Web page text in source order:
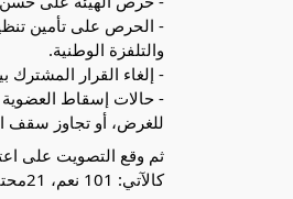
- الحرص على تأمين
والتلفزة الوطنية.
- إلغاء القرار المشترك
- حالات إسقاط العضوية
للغرض، أو تجاوز سقف
كالآتي: 101 نعم، 21محتفظ، و 16 رفض.